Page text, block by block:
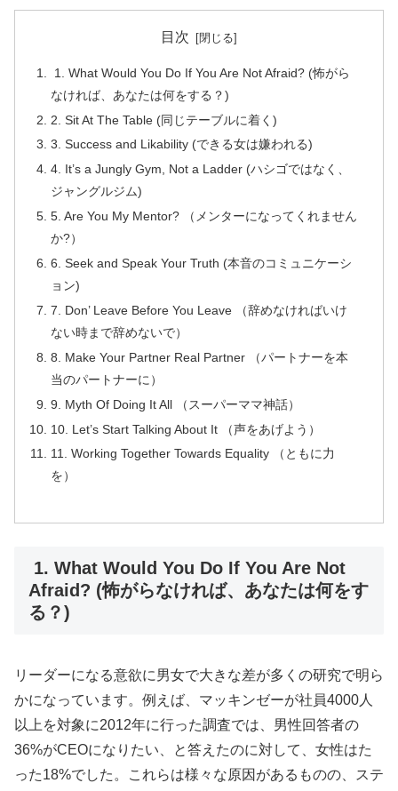
目次
1. What Would You Do If You Are Not Afraid? (怖がら
なければ、あなたは何をする？)
2. Sit At The Table (同じテーブルに着く)
3. Success and Likability (できる女は嫌われる)
4. It’s a Jungly Gym, Not a Ladder (ハシゴではなく、
ジャングルジム)
5. Are You My Mentor? （メンターになってくれません
か?）
6. Seek and Speak Your Truth (本音のコミュニケーシ
ョン)
7. Don’ Leave Before You Leave （辞めなければいけ
ない時まで辞めないで）
8. Make Your Partner Real Partner （パートナーを本
当のパートナーに）
9. Myth Of Doing It All （スーパーママ神話）
10. Let’s Start Talking About It （声をあげよう）
11. Working Together Towards Equality （ともに力
を）
1. What Would You Do If You Are Not
Afraid? (怖がらなければ、あなたは何をす
る？)
リーダーになる意欲に男女で大きな差が多くの研究で明ら
かになっています。例えば、マッキンゼーが社員4000人
以上を対象に2012年に行った調査では、男性回答者の
36%がCEOになりたい、と答えたのに対して、女性はた
った18%でした。これらは様々な原因があるものの、ステ